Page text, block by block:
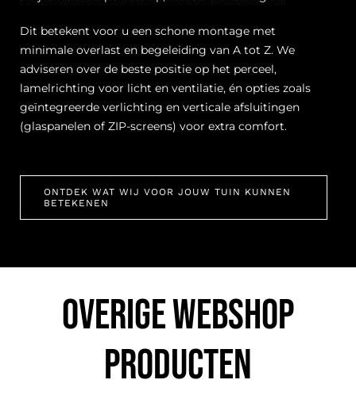
lamelrichting voor licht en ventilatie, én opties zoals
geïntegreerde verlichting en verticale afsluitingen
(glaspanelen of ZIP-screens) voor extra comfort.
ONTDEK WAT WIJ VOOR JOUW TUIN KUNNEN
OVERIGE WEBSHOP
PRODUCTEN